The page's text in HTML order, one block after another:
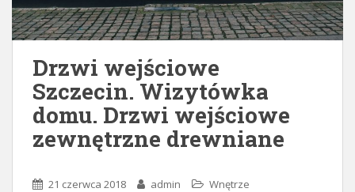
Drzwi wejściowe
Szczecin. Wizytówka
domu. Drzwi wejściowe
zewnętrzne drewniane
21 czerwca 2018 admin Wnętrze